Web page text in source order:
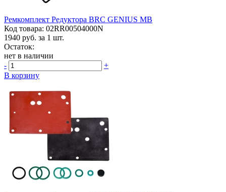
Ремкомплект Редуктора BRC GENIUS MB
Код товара: 02RR00504000N
1940 руб. за 1 шт.
Остаток:
нет в наличии
-
+
В корзину